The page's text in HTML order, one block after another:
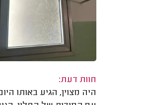
חוות דעת:
היה מצוין, הגיע באותו